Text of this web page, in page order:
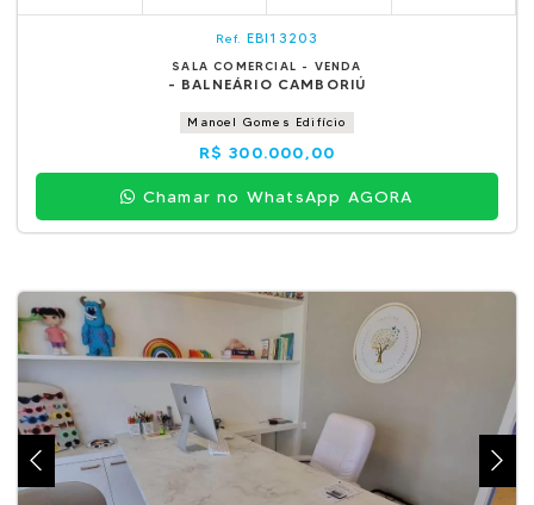
Ref. EBI13203
SALA COMERCIAL - VENDA
- BALNEÁRIO CAMBORIÚ
Manoel Gomes Edifício
R$ 300.000,00
Chamar no WhatsApp AGORA